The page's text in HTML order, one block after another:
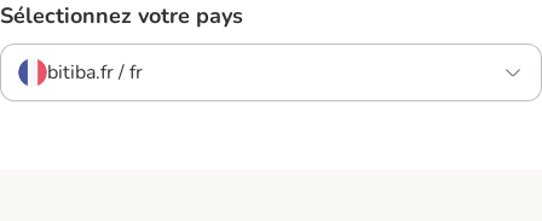
Sélectionnez votre pays
bitiba.fr / fr